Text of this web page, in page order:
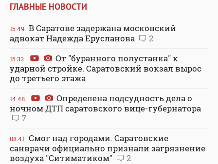
ГЛАВНЫЕ НОВОСТИ
15:49 В Саратове задержана московский
адвокат Надежда Ерусланова
2
15:33
От "буранного полустанка" к
ударной стройке. Саратовский вокзал вырос
до третьего этажа
14:48
Определена подсудность дела о
ночном ДТП саратовского вице-губернатора
7
08:41 Смог над городами. Саратовские
санврачи официально признали загрязнение
воздуха "Ситиматиком"
2